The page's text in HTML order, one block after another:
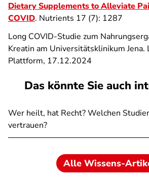
Dietary Supplements to Alleviate
COVID. Nutrients 17 (7): 1287
Long COVID-Studie zum
Kreatin am Universitätsklinikum Jena.
Plattform, 17.12.2024
Das könnte Sie auch
Wer heilt, hat Recht? Welchen
vertrauen?
Alle Wissens-